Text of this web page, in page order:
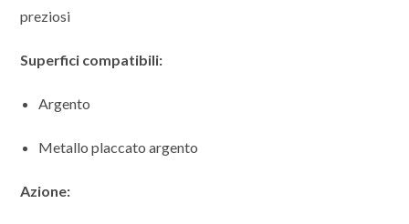
preziosi
Superfici compatibili:
Argento
Metallo placcato argento
Azione: